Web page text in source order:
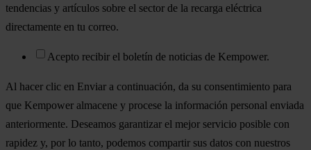
tendencias y artículos sobre el sector de la recarga eléctrica
directamente en tu correo.
Acepto recibir el boletín de noticias de Kempower.
Al hacer clic en Enviar a continuación, da su consentimiento para
que Kempower almacene y procese la información personal enviada
anteriormente. Deseamos garantizar el mejor servicio posible con
rapidez y, por lo tanto, podemos compartir sus datos con nuestros